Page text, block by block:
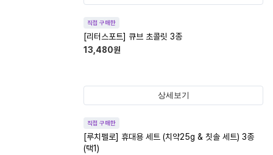
직접 구매한
[리터스포트] 큐브 초콜릿 3종
13,480원
상세보기
직접 구매한
[루치펠로] 휴대용 세트 (치약25g & 칫솔 세트) 3종
(택1)